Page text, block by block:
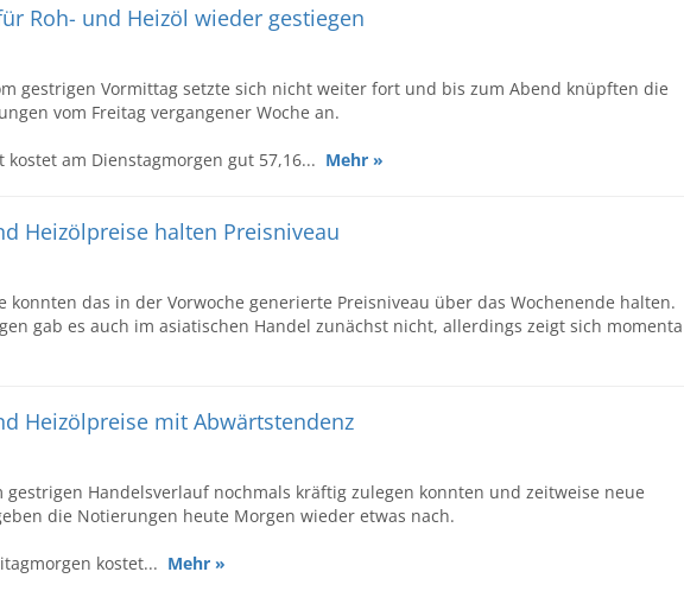
Roh- und Heizöl wieder gestiegen
gestrigen Vormittag setzte sich nicht weiter fort und bis zum Abend knüpften die
vom Freitag vergangener Woche an.
kostet am Dienstagmorgen gut 57,16... Mehr »
Heizölpreise halten Preisniveau
konnten das in der Vorwoche generierte Preisniveau über das Wochenende halten.
gab es auch im asiatischen Handel zunächst nicht, allerdings zeigt sich
Heizölpreise mit Abwärtstendenz
gestrigen Handelsverlauf nochmals kräftig zulegen konnten und zeitweise neue
die Notierungen heute Morgen wieder etwas nach.
kostet... Mehr »